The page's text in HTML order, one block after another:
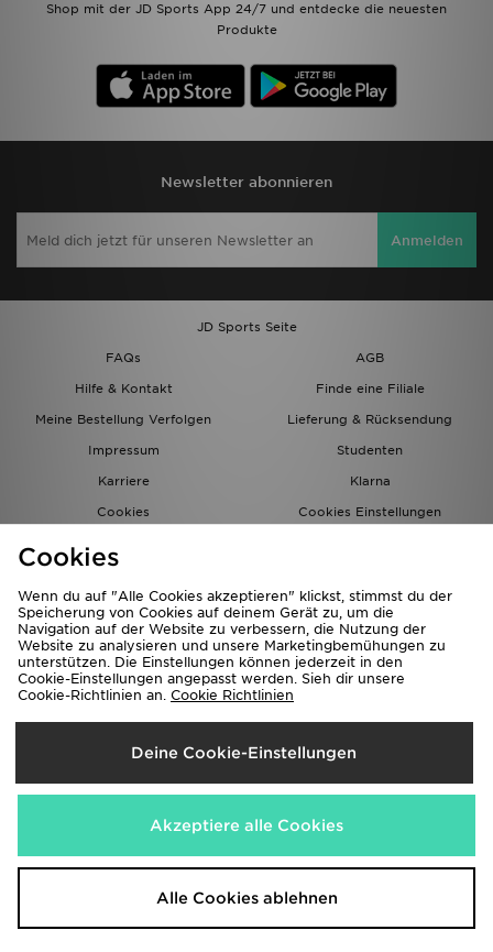
Shop mit der JD Sports App 24/7 und entdecke die neuesten
Produkte
Newsletter abonnieren
Anmelden
JD Sports Seite
FAQs
AGB
Hilfe & Kontakt
Finde eine Filiale
Meine Bestellung Verfolgen
Lieferung & Rücksendung
Impressum
Studenten
Karriere
Klarna
Cookies
Cookies Einstellungen
Lieferung Nach
Deutschland
Wir akzeptieren folgende Zahlungsmethoden
Corporate Website www.jdplc.com
Cookies
Wenn du auf "Alle Cookies akzeptieren" klickst, stimmst du der
Speicherung von Cookies auf deinem Gerät zu, um die
Navigation auf der Website zu verbessern, die Nutzung der
Website zu analysieren und unsere Marketingbemühungen zu
unterstützen. Die Einstellungen können jederzeit in den
Cookie-Einstellungen angepasst werden. Sieh dir unsere
Cookie-Richtlinien an. Cookie Richtlinien
Deine Cookie-Einstellungen
Akzeptiere alle Cookies
Alle Cookies ablehnen